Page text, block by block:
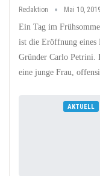
Redaktion Mai 10, 2019
Ein Tag im
ist die Eröffnung eines
Gründer Carlo Petrini.
eine junge Frau,
AKTUELL